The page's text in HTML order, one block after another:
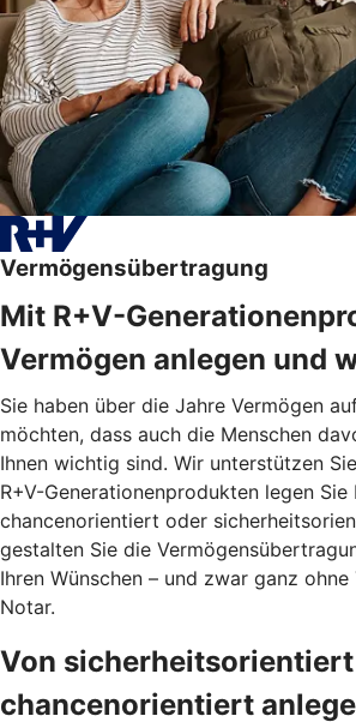
Vermögensübertragung
Mit R+V-
Vermögen anlegen und
Sie haben über die Jahre Vermögen
möchten, dass auch die Menschen
Ihnen wichtig sind. Wir unterstützen
R+V-Generationenprodukten legen Sie
chancenorientiert oder
gestalten Sie die
Ihren Wünschen – und zwar ganz
Notar.
Von
chancenorientiert